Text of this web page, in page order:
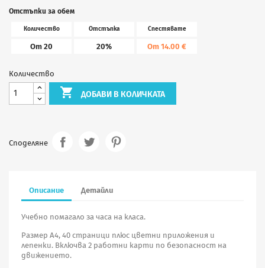
Отстъпки за обем
Количество Отстъпка Спестявате
От 20 20% От 14.00 €
Количество
 ДОБАВИ В КОЛИЧКАТА
Споделяне
Описание Детайли
Учебно помагало за часа на класа.
Размер А4, 40 страници плюс цветни приложения и
лепенки. Включва 2 работни карти по безопасност на
движението.